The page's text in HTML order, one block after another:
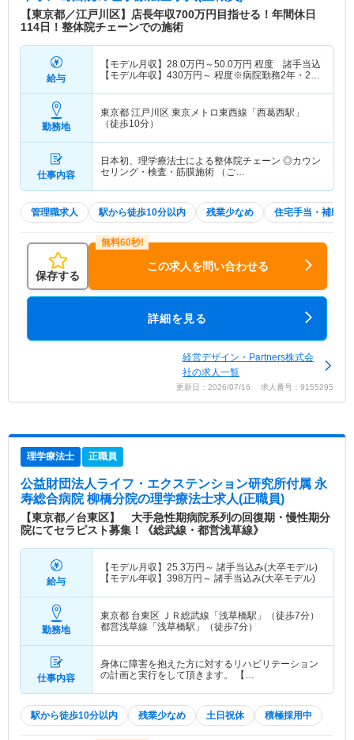
【東京都／江戸川区】店長年収700万円目指せる！年間休日
114日！整体院チェーンでの施術
給与
【モデル月収】 28.0万円～50.0万円 程度 諸手当込
【モデル年収】 430万円～ 程度※病院勤務2年・24
勤務地
東京都 江戸川区 東京メトロ東西線「西葛西駅」
（徒歩10分）
仕事内容
日本初、理学療法士による整体院チェーン ◎カウン
セリング・検査・筋膜施術 （ご…
管理職求人 駅から徒歩10分以内 残業少なめ 住宅手当・補助
保存する
この求人を問い合わせる
詳細を見る
経営デザイン・Partners株式会
社の求人一覧
更新日：2026/07/16 求人番号：9155295
理学療法士 正職員
公益財団法人ライフ・エクステンション研究所付属 永
寿総合病院 柳橋分院の理学療法士求人(正職員)
【東京都／台東区】 大手急性期病院系列の回復期・慢性期分
院にてセラピスト募集！《総武線・都営浅草線》
給与
【モデル月収】 25.3万円～
【モデル年収】 398万円～ 諸手当込み(大卒モデル)
勤務地
東京都 台東区
ＪＲ総武線「浅草橋駅」（徒歩7分）
都営浅草線「浅草橋駅」（徒歩7分）
仕事内容
身体に障害を抱えた方に対するリハビリテーション
の計画と実行をして頂きます。 【…
駅から徒歩10分以内 残業少なめ 土日祝休 積極採用中